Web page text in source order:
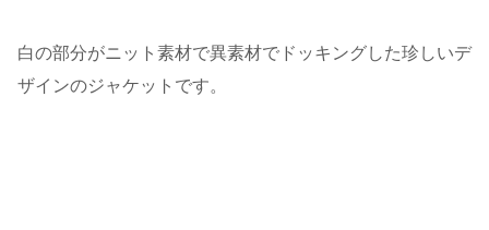
白の部分がニット素材で異素材でドッキングした珍しいデ
ザインのジャケットです。